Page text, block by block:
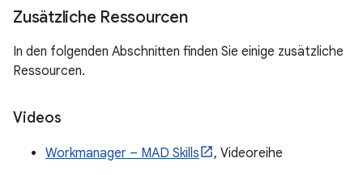
Zusätzliche Ressourcen
In den folgenden Abschnitten finden Sie einige zusätzliche
Ressourcen.
Videos
Workmanager – MAD Skills
, Videoreihe